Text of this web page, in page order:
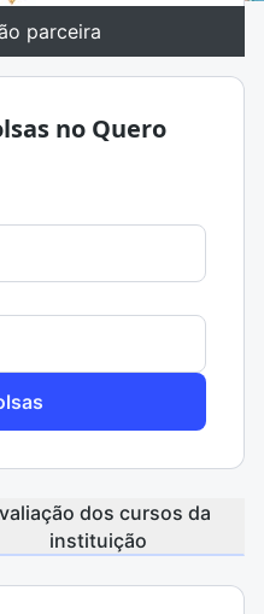
parceira
no Quero
dos cursos da
instituição